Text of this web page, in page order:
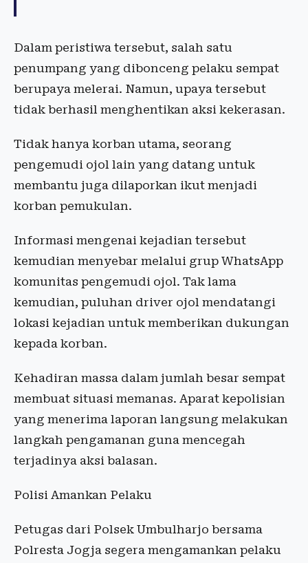
Dalam peristiwa tersebut, salah satu
penumpang yang dibonceng pelaku sempat
berupaya melerai. Namun, upaya tersebut
tidak berhasil menghentikan aksi kekerasan.
Tidak hanya korban utama, seorang
pengemudi ojol lain yang datang untuk
membantu juga dilaporkan ikut menjadi
korban pemukulan.
Informasi mengenai kejadian tersebut
kemudian menyebar melalui grup WhatsApp
komunitas pengemudi ojol. Tak lama
kemudian, puluhan driver ojol mendatangi
lokasi kejadian untuk memberikan dukungan
kepada korban.
Kehadiran massa dalam jumlah besar sempat
membuat situasi memanas. Aparat kepolisian
yang menerima laporan langsung melakukan
langkah pengamanan guna mencegah
terjadinya aksi balasan.
Polisi Amankan Pelaku
Petugas dari Polsek Umbulharjo bersama
Polresta Jogja segera mengamankan pelaku